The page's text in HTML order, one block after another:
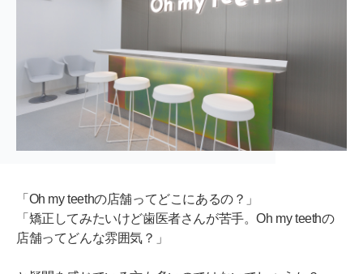
「Oh my teethの店舗ってどこにあるの？」
「矯正してみたいけど歯医者さんが苦手。Oh my teethの
店舗ってどんな雰囲気？」